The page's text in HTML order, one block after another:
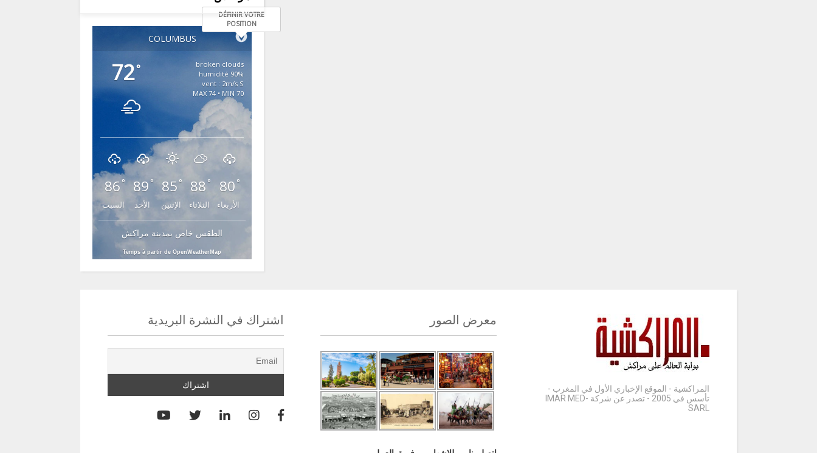
COLUMBUS
DÉFINIR VOTRE
POSITION
72°
broken clouds
90% humidité
vent : 2m/s S
MAX 74 • MIN 70
86 °
السبت
89 °
الأحد
85 °
الإثنين
88 °
الثلاثاء
80 °
الأربعاء
الطقس خاص بمدينة مراكش
Temps à partir de OpenWeatherMap
المراكشية - الموقع الإخباري الأول في المغرب -
تأسس في 2005 - تصدر عن شركة IMAR MED-
SARL
معرض الصور اشتراك في النشرة البريدية